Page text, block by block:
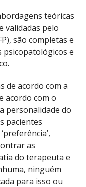
teóricas
validadas pelo
são completas e
psicopatológicos e
de acordo com a
acordo com o
personalidade do
pacientes
as
do terapeuta e
ninguém
para isso ou